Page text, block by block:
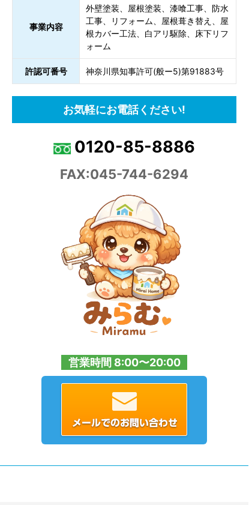
事業内容
外壁塗装、屋根塗装、漆喰工事、防水
工事、リフォーム、屋根葺き替え、屋
根カバー工法、白アリ駆除、床下リフ
ォーム
許認可番号 神奈川県知事許可(般ー5)第91883号
お気軽にお電話ください!
0120-85-8886
FAX:045-744-6294
営業時間 8:00〜20:00